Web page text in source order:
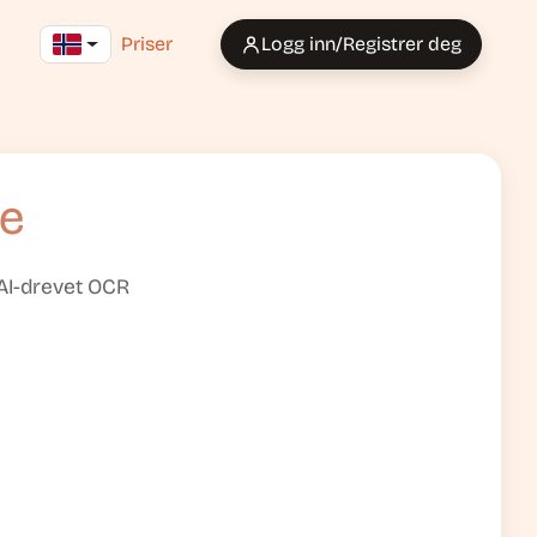
Priser Logg inn/Registrer deg
drevet OCR